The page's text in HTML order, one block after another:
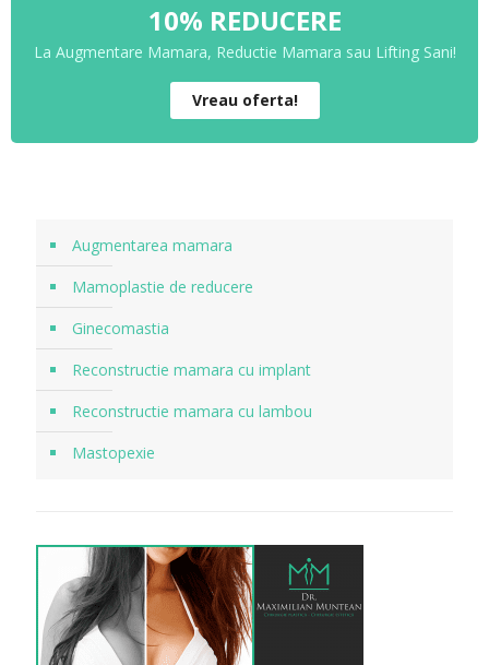
10% REDUCERE
La Augmentare Mamara, Reductie Mamara sau Lifting Sani!
Vreau oferta!
Augmentarea mamara
Mamoplastie de reducere
Ginecomastia
Reconstructie mamara cu implant
Reconstructie mamara cu lambou
Mastopexie